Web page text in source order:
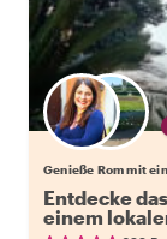
Genieße Rom mit
Entdecke
einem